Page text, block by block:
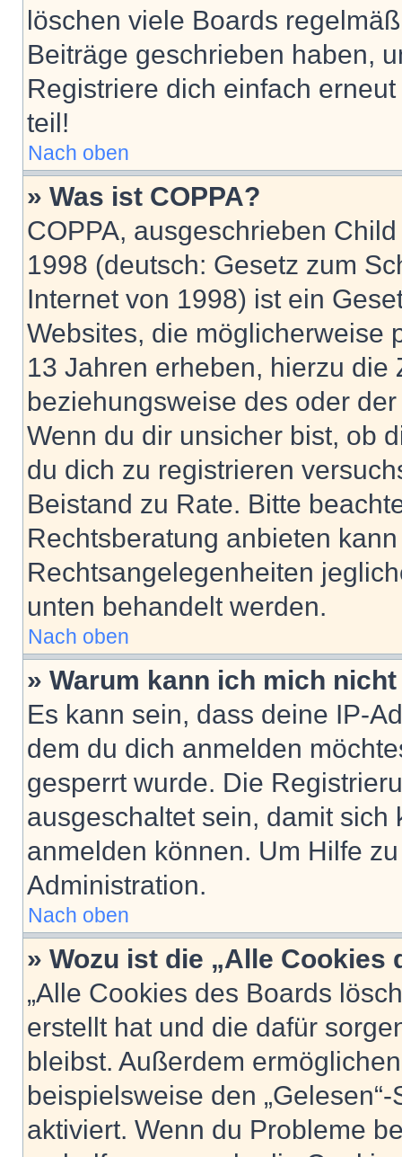
löschen viele Boards
Beiträge geschrieben haben,
Registriere dich einfach
teil!
Nach oben
» Was ist COPPA?
COPPA, ausgeschrieben
1998 (deutsch: Gesetz zum
Internet von 1998) ist ein
Websites, die möglicherweise
13 Jahren erheben, hierzu die
beziehungsweise des oder
Wenn du dir unsicher bist, ob
du dich zu registrieren
Beistand zu Rate. Bitte
Rechtsberatung anbieten
Rechtsangelegenheiten
unten behandelt werden.
Nach oben
» Warum kann ich mich
Es kann sein, dass deine IP-
dem du dich anmelden
gesperrt wurde. Die
ausgeschaltet sein, damit
anmelden können. Um Hilfe
Administration.
Nach oben
» Wozu ist die „Alle
„Alle Cookies des Boards
erstellt hat und die dafür
bleibst. Außerdem
beispielsweise den
aktiviert. Wenn du Probleme